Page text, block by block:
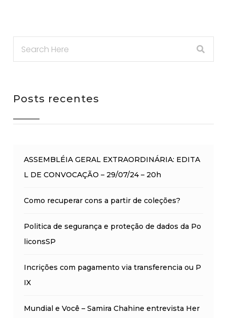
Posts recentes
ASSEMBLÉIA GERAL EXTRAORDINÁRIA: EDITA
L DE CONVOCAÇÃO – 29/07/24 – 20h
Como recuperar cons a partir de coleções?
Politica de segurança e proteção de dados da Po
liconsSP
Incrições com pagamento via transferencia ou P
IX
Mundial e Você – Samira Chahine entrevista Her